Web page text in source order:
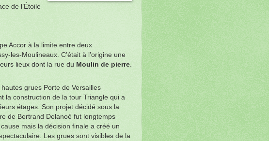
de l’Étoile
Accor à la limite entre deux
les-Moulineaux. C’était à l’origine une
lieux dont la rue du Moulin de pierre
hautes grues Porte de Versailles
la construction de la tour Triangle qui a
étages. Son projet décidé sous la
de Bertrand Delanoé fut longtemps
mais la décision finale a créé un
Les grues sont visibles de la